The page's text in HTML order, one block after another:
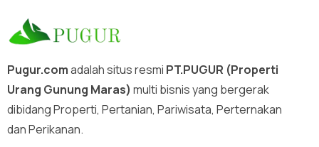
Pugur.comadalah situs resmi PT.PUGUR (Properti
Urang Gunung Maras) multi bisnis yang bergerak
dibidang Properti, Pertanian, Pariwisata, Perternakan
dan Perikanan.